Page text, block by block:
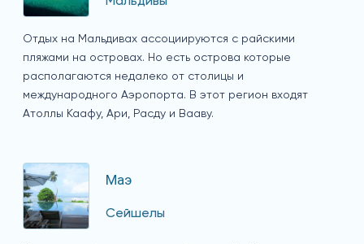
Отдых на Мальдивах ассоциируются с райскими
пляжами на островах. Но есть острова которые
располагаются недалеко от столицы и
международного Аэропорта. В этот регион входят
Атоллы Каафу, Ари, Расду и Вааву.
Маэ
Сейшелы